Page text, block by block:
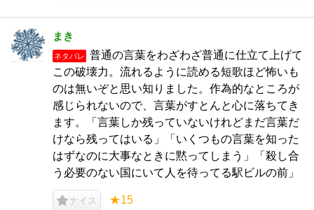
まき
ネタバレ
普通の言葉をわざわざ普通に仕立て上げて
この破壊力。流れるように読める短歌ほど怖いも
のは無いぞと思い知りました。作為的なところが
感じられないので、言葉がすとんと心に落ちてき
ます。「言葉しか残っていないけれどまだ言葉だ
けなら残ってはいる」「いくつもの言葉を知った
はずなのに大事なときに黙ってしまう」「殺し合
う必要のない国にいて人を待ってる駅ビルの前」
ナイス ★15